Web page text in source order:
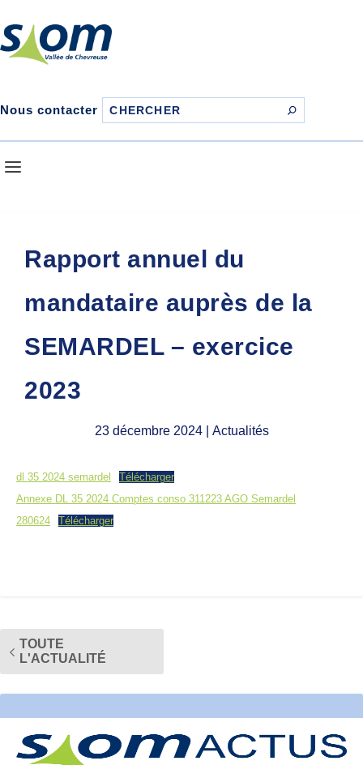
Nous contacter
Rapport annuel du
mandataire auprès de la
SEMARDEL – exercice
2023
23 décembre 2024| Actualités
dl 35 2024 semardel
Télécharger
Annexe DL 35 2024 Comptes conso 311223 AGO Semardel
280624
Télécharger
TOUTE
L'ACTUALITÉ